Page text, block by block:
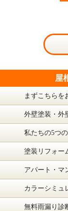
屋
まずこちらを
外壁塗装・外
私たちの5つ
塗装リフォー
アパート・マ
カラーシミュ
無料雨漏り診